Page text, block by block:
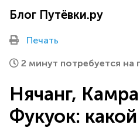
Офисы продаж
Блог Путёвки.ру
Печать
2 минут потребуется на
Нячанг,
Фукуок: